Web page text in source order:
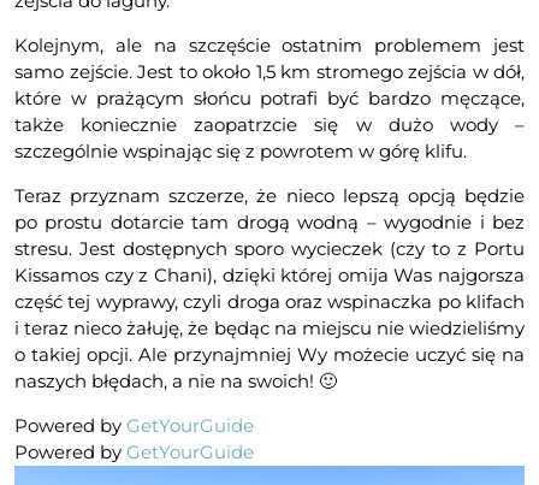
Kolejnym, ale na szczęście ostatnim problemem jest
samo zejście. Jest to około 1,5 km stromego zejścia w dół,
które w prażącym słońcu potrafi być bardzo męczące,
także koniecznie zaopatrzcie się w dużo wody –
szczególnie wspinając się z powrotem w górę klifu.
Teraz przyznam szczerze, że nieco lepszą opcją będzie
po prostu dotarcie tam drogą wodną – wygodnie i bez
stresu. Jest dostępnych sporo wycieczek (czy to z Portu
Kissamos czy z Chani), dzięki której omija Was najgorsza
część tej wyprawy, czyli droga oraz wspinaczka po klifach
i teraz nieco żałuję, że będąc na miejscu nie wiedzieliśmy
o takiej opcji. Ale przynajmniej Wy możecie uczyć się na
naszych błędach, a nie na swoich! 🙂
Powered by GetYourGuide
Powered by GetYourGuide